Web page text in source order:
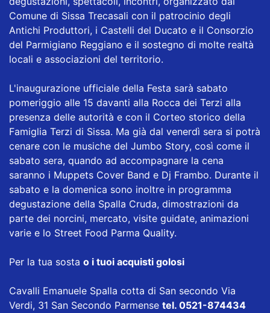
Comune di Sissa Trecasali con il patrocinio degli
Antichi Produttori, i Castelli del Ducato e il Consorzio
del Parmigiano Reggiano e il sostegno di molte realtà
locali e associazioni del territorio.
L'inaugurazione ufficiale della Festa sarà sabato
pomeriggio alle 15 davanti alla Rocca dei Terzi alla
presenza delle autorità e con il Corteo storico della
Famiglia Terzi di Sissa. Ma già dal venerdì sera si potrà
cenare con le musiche del Jumbo Story, così come il
sabato sera, quando ad accompagnare la cena
saranno i Muppets Cover Band e Dj Frambo. Durante il
sabato e la domenica sono inoltre in programma
degustazione della Spalla Cruda, dimostrazioni da
parte dei norcini, mercato, visite guidate, animazioni
varie e lo Street Food Parma Quality.
Per la tua sosta o i tuoi acquisti golosi
Cavalli Emanuele Spalla cotta di San secondo Via
Verdi, 31 San Secondo Parmense tel. 0521-874434